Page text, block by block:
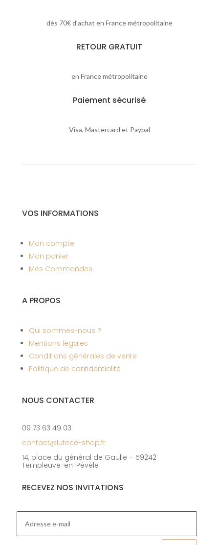
dès 70€ d’achat en France métropolitaine
RETOUR GRATUIT
en France métropolitaine
Paiement sécurisé
Visa, Mastercard et Paypal
VOS INFORMATIONS
Mon compte
Mon panier
Mes Commandes
A PROPOS
Qui sommes-nous ?
Mentions légales
Conditions générales de vente
Politique de confidentialité
NOUS CONTACTER
09 73 63 49 03
contact@lutece-shop.fr
14, place du général de Gaulle – 59242
Templeuve-en-Pévèle
RECEVEZ NOS INVITATIONS